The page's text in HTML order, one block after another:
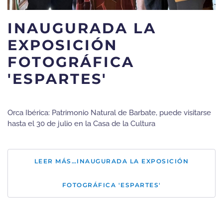
INAUGURADA LA
EXPOSICIÓN
FOTOGRÁFICA
'ESPARTES'
Orca Ibérica: Patrimonio Natural de Barbate, puede visitarse
hasta el 30 de julio en la Casa de la Cultura
LEER MÁS…INAUGURADA LA EXPOSICIÓN
FOTOGRÁFICA 'ESPARTES'